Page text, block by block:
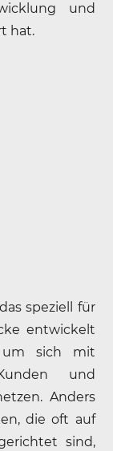
und
hat.
speziell für
entwickelt
um sich mit
und
Anders
die oft auf
sind,